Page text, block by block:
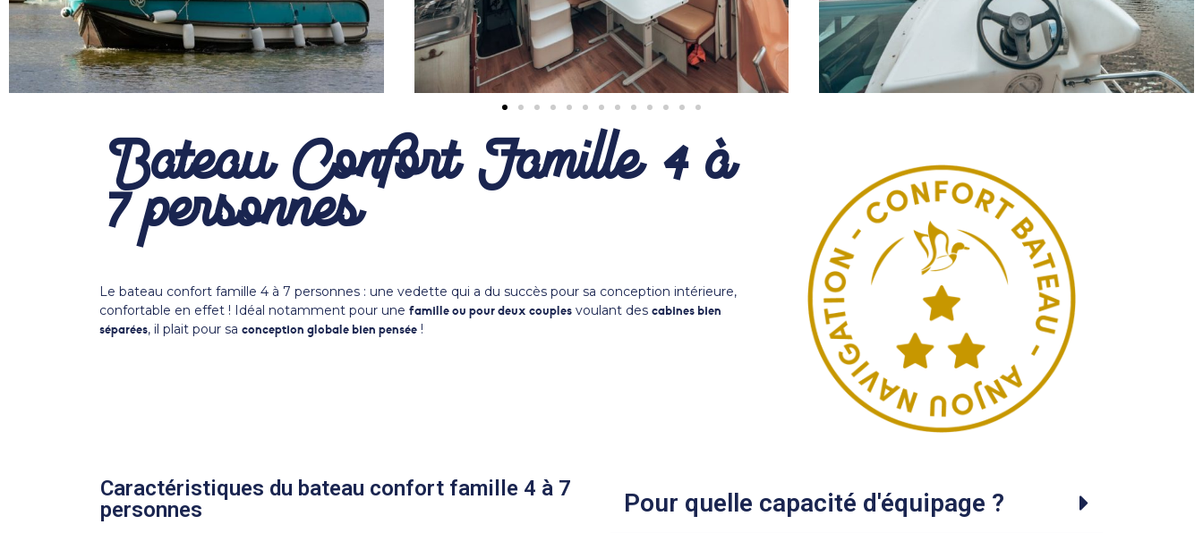
Bateau Confort Famille 4 à
7 personnes
Le bateau confort famille 4 à 7 personnes : une vedette qui a du succès pour sa conception intérieure,
confortable en effet ! Idéal notamment pour une famille ou pour deux couples voulant des cabines bien
séparées, il plait pour sa conception globale bien pensée !
Caractéristiques du bateau confort famille 4 à 7
personnes
Pour quelle capacité d'équipage ?